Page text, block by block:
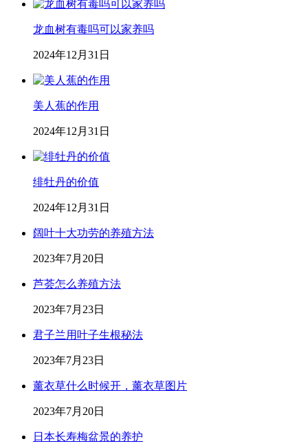
龙血树有毒吗可以家养吗
2024年12月31日
美人蕉的作用
2024年12月31日
绯牡丹的价值
2024年12月31日
阔叶十大功劳的养殖方法
2023年7月20日
芦荟怎么养殖方法
2023年7月23日
君子兰用叶子生根秘法
2023年7月23日
薰衣草什么时候开，薰衣草图片
2023年7月20日
日本长寿梅盆景的养护